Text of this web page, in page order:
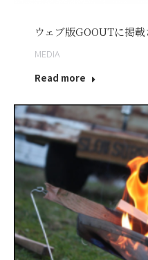
ウェブ版GOOUTに掲載
MEDIA
Read more